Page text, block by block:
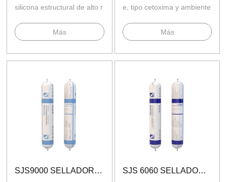
silicona estructural de alto r
Más
e, tipo cetoxima y ambiente
Más
SJS9000 SELLADOR SILICONA ESTRUCTURAL SJS 6060 SELLADOR DE SILICONA RESISTENTE A LA INTEMPERIE